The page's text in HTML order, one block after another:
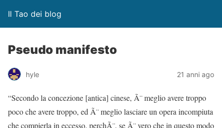
Il Tao dei blog
Pseudo manifesto
hyle 21 anni ago
“Secondo la concezione [antica] cinese, Ã¨ meglio avere troppo
poco che avere troppo, ed Ã¨ meglio lasciare un opera incompiuta
che compierla in eccesso, perchÃ¨, se Ã¨ vero che in questo modo